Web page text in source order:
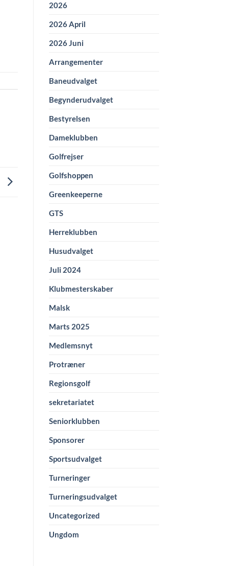
2026
2026 April
2026 Juni
Arrangementer
Baneudvalget
Begynderudvalget
Bestyrelsen
Dameklubben
Golfrejser
Golfshoppen
Greenkeeperne
GTS
Herreklubben
Husudvalget
Juli 2024
Klubmesterskaber
Malsk
Marts 2025
Medlemsnyt
Protræner
Regionsgolf
sekretariatet
Seniorklubben
Sponsorer
Sportsudvalget
Turneringer
Turneringsudvalget
Uncategorized
Ungdom